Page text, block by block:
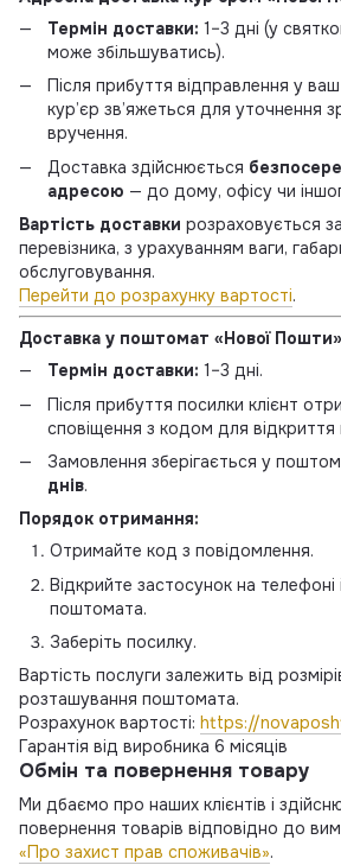
Термін доставки: 1–3 дні (у
може збільшуватись).
Після прибуття відправлення у
кур’єр зв’яжеться для уточнення
вручення.
Доставка здійснюється
адресою — до дому, офісу чи
Вартість доставки розраховується
перевізника, з урахуванням ваги,
обслуговування.
Перейти до розрахунку вартості.
Доставка у поштомат «Нової Пошти»
Термін доставки: 1–3 дні.
Після прибуття посилки клієнт
сповіщення з кодом для
Замовлення зберігається у
днів.
Порядок отримання:
Отримайте код з повідомлення.
Відкрийте застосунок на телефоні
поштомата.
Заберіть посилку.
Вартість послуги залежить від
розташування поштомата.
Розрахунок вартості: https://
Гарантія від виробника 6 місяців
Обмін та повернення товару
Ми дбаємо про наших клієнтів і
повернення товарів відповідно до
«Про захист прав споживачів».